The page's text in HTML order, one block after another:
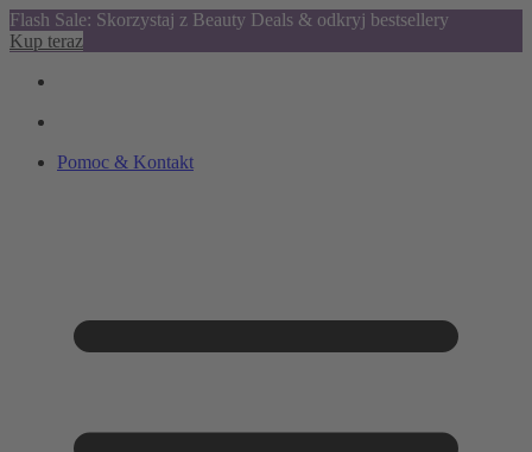
Flash Sale: Skorzystaj z Beauty Deals & odkryj bestsellery
Kup teraz
Pomoc & Kontakt